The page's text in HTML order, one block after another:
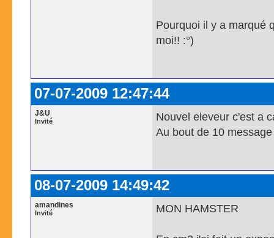
Pourquoi il y a marqué
moi!! :°)
07-07-2009 12:47:44
J&U
Invité
Nouvel eleveur c'est a
Au bout de 10
08-07-2009 14:49:42
amandines
Invité MON HAMSTER